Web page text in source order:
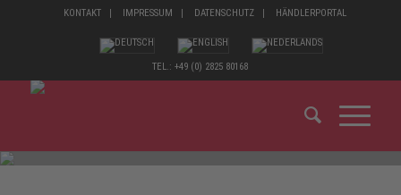
KONTAKT IMPRESSUM DATENSCHUTZ HÄNDLERPORTAL
TEL.: +49 (0) 2825 80168